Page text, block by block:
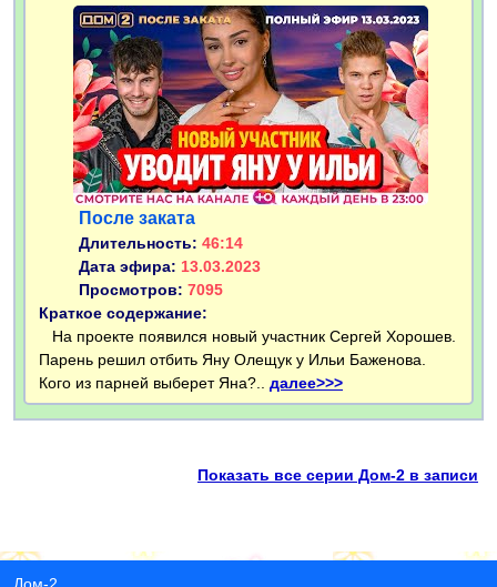
После заката
Длительность: 46:14
Дата эфира: 13.03.2023
Просмотров: 7095
Краткое содержание:
На проекте появился новый участник Сергей Хорошев.
Парень решил отбить Яну Олещук у Ильи Баженова.
Кого из парней выберет Яна?.. далее>>>
Показать все серии Дом-2 в записи